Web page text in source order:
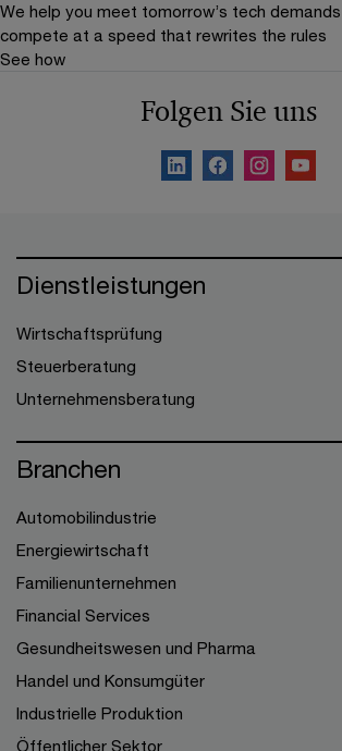
We help you meet tomorrow’s tech demands
compete at a speed that rewrites the rules
See how
Folgen Sie uns
Dienstleistungen
Wirtschaftsprüfung
Steuerberatung
Unternehmensberatung
Branchen
Automobilindustrie
Energiewirtschaft
Familienunternehmen
Financial Services
Gesundheitswesen und Pharma
Handel und Konsumgüter
Industrielle Produktion
Öffentlicher Sektor